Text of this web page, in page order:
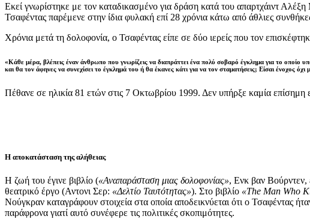
Εκεί γνωρίστηκε με τον καταδικασμένο για δράση κατά του απαρτχάιντ
Τσαφέντας παρέμενε στην ίδια φυλακή επί 28 χρόνια κάτω από άθλιες
Χρόνια μετά τη δολοφονία, ο Τσαφέντας είπε σε δύο ιερείς που τον
«Κάθε μέρα, βλέπεις έναν άνθρωπο που γνωρίζεις να διαπράττει ένα πολύ σοβαρό έγκλημα για το οποίο
και θα τον άφηνες να συνεχίσει το έγκλημά του ή θα έκανες κάτι για να τον σταματήσεις; Είσαι ένοχος
Πέθανε σε ηλικία 81 ετών στις 7 Οκτωβρίου 1999. Δεν υπήρξε καμία
Η αποκατάσταση της αλήθειας
Η ζωή του έγινε βιβλίο («Αναπαράσταση μιας δολοφονίας», Ενκ βαν
θεατρικό έργο (Αντονι Σερ: «Δελτίο Ταυτότητας»). Στο βιβλίο «The Man Who
Νούγκραν καταγράφουν στοιχεία στα οποία αποδεικνύεται ότι ο Τσαφέντας
παράφρονα γιατί αυτό συνέφερε τις πολιτικές σκοπιμότητες.